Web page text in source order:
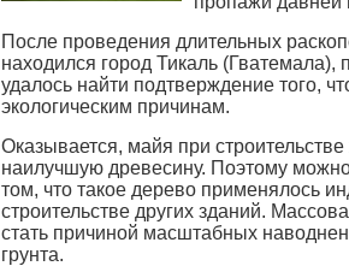
После проведения длительных
находился город Тикаль
удалось найти подтверждение того,
экологическим причинам.
Оказывается, майя при
наилучшую древесину. Поэтому
том, что такое дерево применялось
строительстве других зданий.
стать причиной масштабных
грунта.